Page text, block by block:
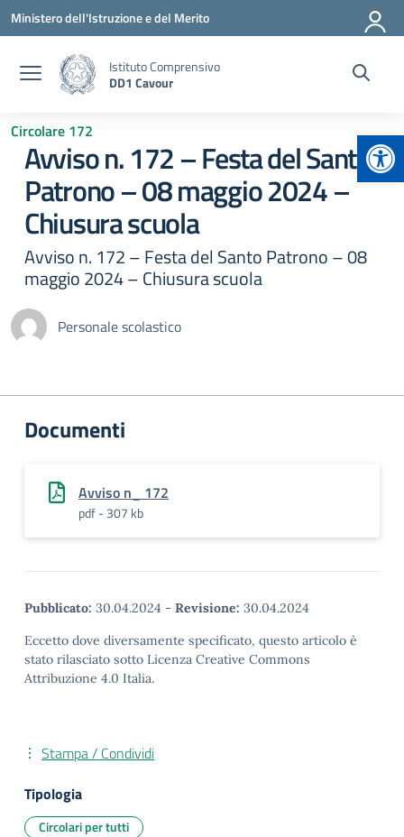
Vai ai contenuti
Vai al menu di navigazione
Vai al footer
Ministero dell'Istruzione e del Merito
Istituto Comprensivo
DD1 Cavour
Circolare 172
Avviso n. 172 – Festa del Santo
Patrono – 08 maggio 2024 –
Chiusura scuola
Avviso n. 172 – Festa del Santo Patrono – 08
maggio 2024 – Chiusura scuola
Personale scolastico
Documenti
Avviso n_ 172
pdf - 307 kb
Pubblicato: 30.04.2024 - Revisione: 30.04.2024
Eccetto dove diversamente specificato, questo articolo è
stato rilasciato sotto Licenza Creative Commons
Attribuzione 4.0 Italia.
Stampa / Condividi
Tipologia
Circolari per tutti